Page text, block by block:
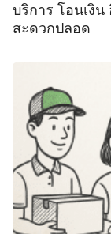
บริการ โอนเงิ
สะดวกปลอด